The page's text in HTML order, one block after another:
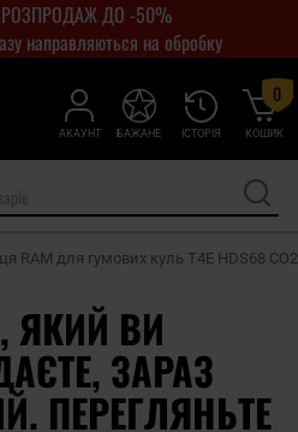
ДО -50%
направляються на обробку
АКАУНТ ІСТОРІЯ
БАЖАНЕ КОШИК
0
RAM для гумових куль T4E HDS68 CO2
ЯКИЙ ВИ
ЗАРАЗ
ПЕРЕГЛЯНЬТЕ